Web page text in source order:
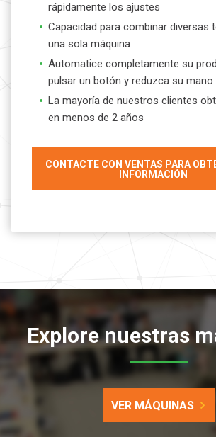
rápidamente los ajustes
Capacidad para combinar diversas
una sola máquina
Automatice completamente su
pulsar un botón y reduzca su mano
La mayoría de nuestros clientes
en menos de 2 años
CONTACTE CON VENTAS PARA
INFORMACIÓN
Explore nuestras
VER MÁQUINAS